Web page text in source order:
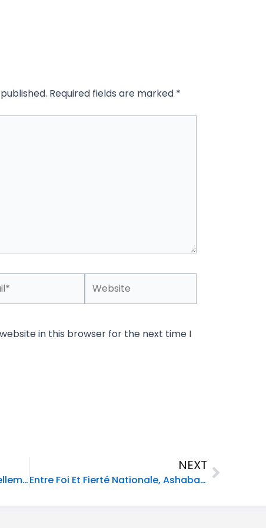
Required fields are marked *
in this browser for the next time I
Les États-Unis Désignent Officiellement Viv Ansanm Et Gran Grif Comme Organisations Terroristes
NEXT
Entre Foi Et Fierté Nationale, Ashabaï Célèbre Son 20e Anniversaire En Grande Pompe
Next